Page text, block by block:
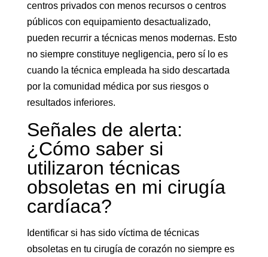
centros privados con menos recursos o centros
públicos con equipamiento desactualizado,
pueden recurrir a técnicas menos modernas. Esto
no siempre constituye negligencia, pero sí lo es
cuando la técnica empleada ha sido descartada
por la comunidad médica por sus riesgos o
resultados inferiores.
Señales de alerta:
¿Cómo saber si
utilizaron técnicas
obsoletas en mi cirugía
cardíaca?
Identificar si has sido víctima de técnicas
obsoletas en tu cirugía de corazón no siempre es